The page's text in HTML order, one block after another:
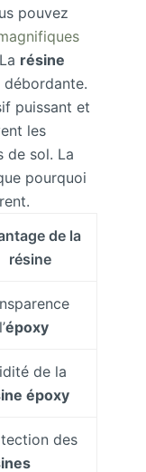
pouvez
résine
débordante.
puissant et
les
de sol. La
pourquoi
de la
résine
époxy
de la
époxy
des